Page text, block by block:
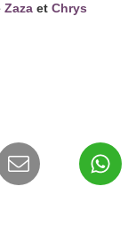
Zaza et Chrys